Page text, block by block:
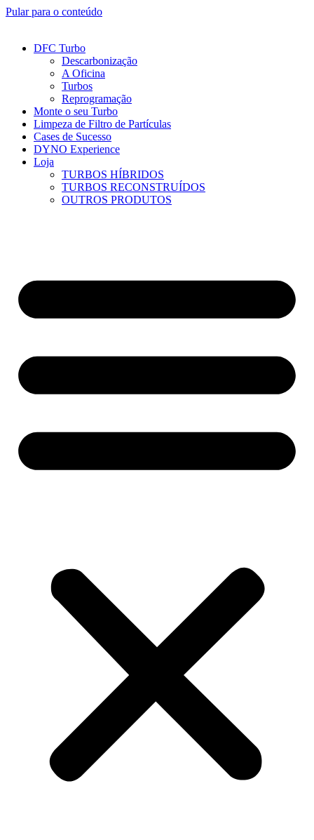
Pular para o conteúdo
DFC Turbo
Descarbonização
A Oficina
Turbos
Reprogramação
Monte o seu Turbo
Limpeza de Filtro de Partículas
Cases de Sucesso
DYNO Experience
Loja
TURBOS HÍBRIDOS
TURBOS RECONSTRUÍDOS
OUTROS PRODUTOS